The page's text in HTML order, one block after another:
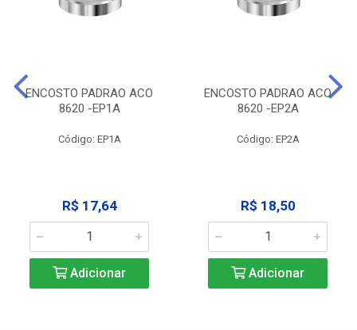
ENCOSTO PADRAO ACO
8620 -EP1A
Código: EP1A
R$ 17,64
Adicionar
ENCOSTO PADRAO ACO
8620 -EP2A
Código: EP2A
R$ 18,50
Adicionar